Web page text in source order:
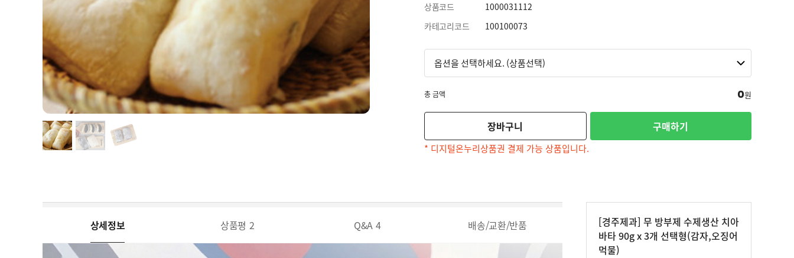
상품코드
1000031112
카테고리코드
100100073
총 금액 0원
장바구니 구매하기
* 디지털온누리상품권 결제 가능 상품입니다.
상세정보 상품평 2 Q&A 4 배송/교환/반품
[경주제과] 무 방부제 수제생산 치아
바타 90g x 3개 선택형(감자,오징어
먹물)